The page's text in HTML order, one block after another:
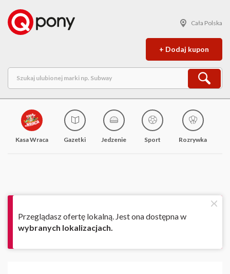
Cała Polska
+ Dodaj kupon
Kasa Wraca Gazetki Jedzenie Sport Rozrywka
Przeglądasz ofertę lokalną. Jest ona dostępna w
wybranych lokalizacjach.